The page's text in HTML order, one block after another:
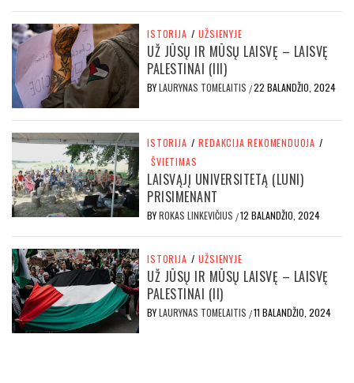
ISTORIJA / UŽSIENYJE
UŽ JŪSŲ IR MŪSŲ LAISVĘ – LAISVĘ
PALESTINAI (III)
BYLAURYNAS TOMELAITIS /22 BALANDŽIO, 2024
ISTORIJA / REDAKCIJA REKOMENDUOJA /
ŠVIETIMAS
LAISVĄJĮ UNIVERSITETĄ (LUNI)
PRISIMENANT
BYROKAS LINKEVIČIUS /12 BALANDŽIO, 2024
ISTORIJA / UŽSIENYJE
UŽ JŪSŲ IR MŪSŲ LAISVĘ – LAISVĘ
PALESTINAI (II)
BYLAURYNAS TOMELAITIS /11 BALANDŽIO, 2024